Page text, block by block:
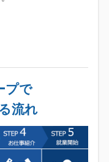
プで
流れ